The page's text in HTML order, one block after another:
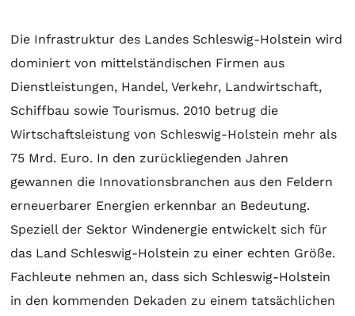
Die Infrastruktur des Landes Schleswig-Holstein wird
dominiert von mittelständischen Firmen aus
Dienstleistungen, Handel, Verkehr, Landwirtschaft,
Schiffbau sowie Tourismus. 2010 betrug die
Wirtschaftsleistung von Schleswig-Holstein mehr als
75 Mrd. Euro. In den zurückliegenden Jahren
gewannen die Innovationsbranchen aus den Feldern
erneuerbarer Energien erkennbar an Bedeutung.
Speziell der Sektor Windenergie entwickelt sich für
das Land Schleswig-Holstein zu einer echten Größe.
Fachleute nehmen an, dass sich Schleswig-Holstein
in den kommenden Dekaden zu einem tatsächlichen